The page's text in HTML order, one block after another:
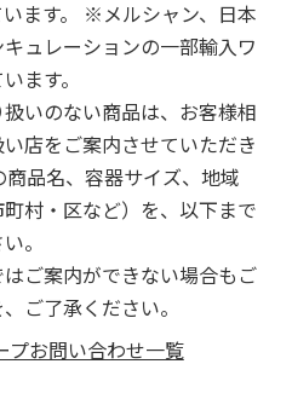
います。 ※メルシャン、日本
ュレーションの一部輸入ワ
ます。
扱いのない商品は、お客様相
店をご案内させていただき
商品名、容器サイズ、地域
町村・区など）を、以下まで
。
ご案内ができない場合もご
ご了承ください。
プお問い合わせ一覧